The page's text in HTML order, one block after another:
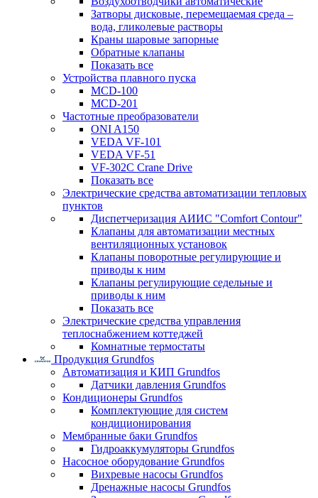
Затворы дисковые, перемещаемая среда –
вода, гликолевые растворы
Краны шаровые запорные
Обратные клапаны
Показать все
Устройства плавного пуска
MCD-100
MCD-201
Частотные преобразователи
ONI A150
VEDA VF-101
VEDA VF-51
VF-302C Crane Drive
Показать все
Электрические средства автоматизации тепловых
пунктов
Диспетчеризация АИИС "Comfort Contour"
Клапаны для автоматизации местных
вентиляционных установок
Клапаны поворотные регулирующие и
приводы к ним
Клапаны регулирующие седельные и
приводы к ним
Показать все
Электрические средства управления
теплоснабжением коттеджей
Комнатные термостаты
Продукция Grundfos
Автоматизация и КИП Grundfos
Датчики давления Grundfos
Кондиционеры Grundfos
Комплектующие для систем
кондиционирования
Мембранные баки Grundfos
Гидроаккумуляторы Grundfos
Насосное оборудование Grundfos
Вихревые насосы Grundfos
Дренажные насосы Grundfos